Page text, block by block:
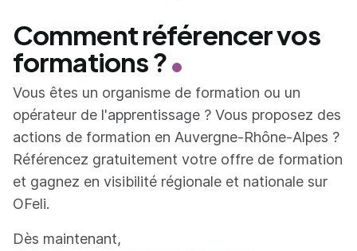
Comment référencer vos
formations ?
Vous êtes un organisme de formation ou un
opérateur de l'apprentissage ? Vous proposez des
actions de formation en Auvergne-Rhône-Alpes ?
Référencez gratuitement votre offre de formation
et gagnez en visibilité régionale et nationale sur
OFeli.
Dès maintenant,